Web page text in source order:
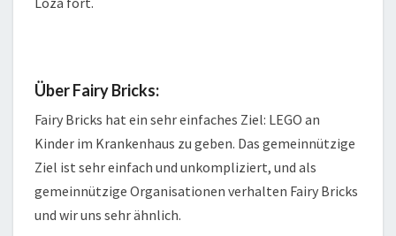
Über Fairy Bricks:
Fairy Bricks hat ein sehr einfaches Ziel: LEGO an
Kinder im Krankenhaus zu geben. Das gemeinnützige
Ziel ist sehr einfach und unkompliziert, und als
gemeinnützige Organisationen verhalten Fairy Bricks
und wir uns sehr ähnlich.